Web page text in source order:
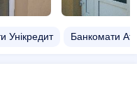
Унікредит Банкомати